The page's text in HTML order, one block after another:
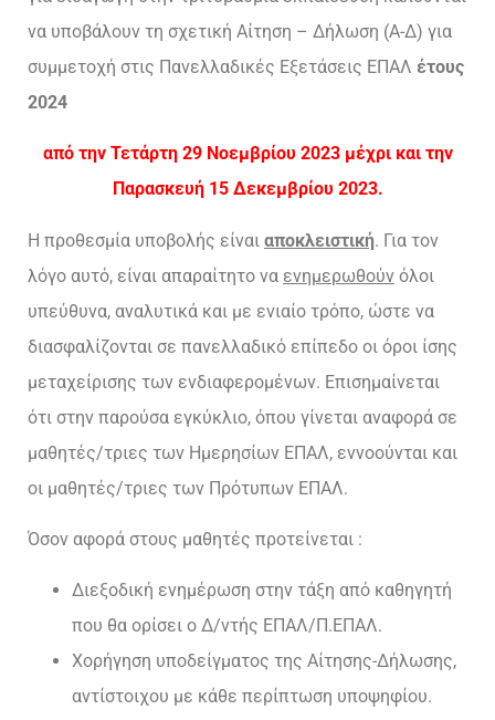
να υποβάλουν τη σχετική Αίτηση – Δήλωση (Α-Δ) για
συμμετοχή στις Πανελλαδικές Εξετάσεις ΕΠΑΛ έτους
2024
από την Τετάρτη 29 Νοεμβρίου 2023 μέχρι και την
Παρασκευή 15 Δεκεμβρίου 2023.
Η προθεσμία υποβολής είναι αποκλειστική. Για τον
λόγο αυτό, είναι απαραίτητο να ενημερωθούν όλοι
υπεύθυνα, αναλυτικά και με ενιαίο τρόπο, ώστε να
διασφαλίζονται σε πανελλαδικό επίπεδο οι όροι ίσης
μεταχείρισης των ενδιαφερομένων. Επισημαίνεται
ότι στην παρούσα εγκύκλιο, όπου γίνεται αναφορά σε
μαθητές/τριες των Ημερησίων ΕΠΑΛ, εννοούνται και
οι μαθητές/τριες των Πρότυπων ΕΠΑΛ.
Όσον αφορά στους μαθητές προτείνεται :
Διεξοδική ενημέρωση στην τάξη από καθηγητή
που θα ορίσει ο Δ/ντής ΕΠΑΛ/Π.ΕΠΑΛ.
Χορήγηση υποδείγματος της Αίτησης-Δήλωσης,
αντίστοιχου με κάθε περίπτωση υποψηφίου.